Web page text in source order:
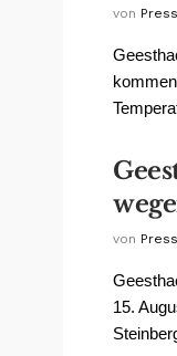
von
von
15.